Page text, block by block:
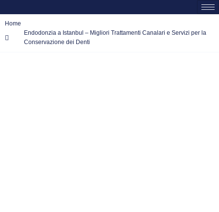
Home
Endodonzia a Istanbul – Migliori Trattamenti Canalari e Servizi per la
Conservazione dei Denti